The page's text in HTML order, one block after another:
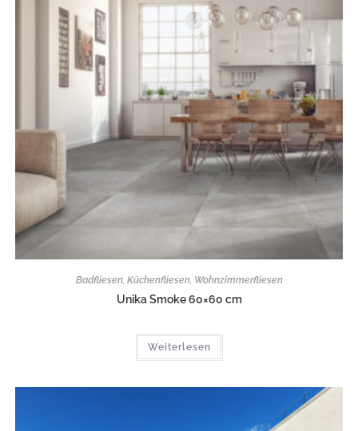
Badfliesen, Küchenfliesen, Wohnzimmerfliesen
Unika Smoke 60×60 cm
Weiterlesen